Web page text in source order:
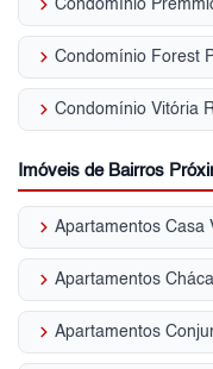
keyboard_arrow_right Condomínio Forest
keyboard_arrow_right Condomínio Vitória
Imóveis de Bairros
keyboard_arrow_right Apartamentos Casa
keyboard_arrow_right Apartamentos
keyboard_arrow_right Apartamentos